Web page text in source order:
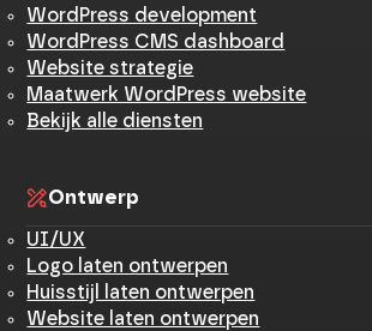
WordPress development
WordPress CMS dashboard
Website strategie
Maatwerk WordPress website
Bekijk alle diensten
Ontwerp
UI/UX
Logo laten ontwerpen
Huisstijl laten ontwerpen
Website laten ontwerpen